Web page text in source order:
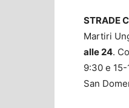
STRADE
Martiri
alle 24.
9:30 e
San